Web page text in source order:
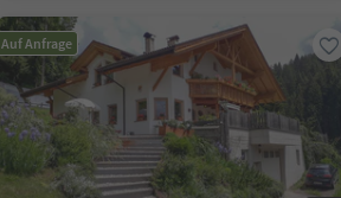
Auf Anfrage